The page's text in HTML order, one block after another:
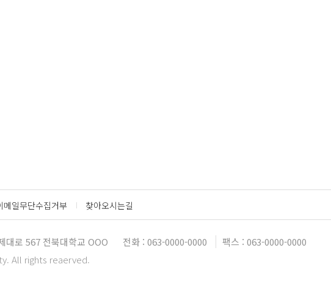
메일무단수집거부 찾아오시는길
대로 567 전북대학교 OOO 전화 : 063-0000-0000
팩스 : 063-0000-0000
All rights reaerved.